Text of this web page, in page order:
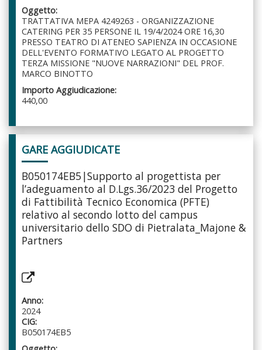
Oggetto:
TRATTATIVA MEPA 4249263 - ORGANIZZAZIONE
CATERING PER 35 PERSONE IL 19/4/2024 ORE 16,30
PRESSO TEATRO DI ATENEO SAPIENZA IN OCCASIONE
DELL'EVENTO FORMATIVO LEGATO AL PROGETTO
TERZA MISSIONE "NUOVE NARRAZIONI" DEL PROF.
MARCO BINOTTO
Importo Aggiudicazione:
440,00
GARE AGGIUDICATE
B050174EB5|Supporto al progettista per
l’adeguamento al D.Lgs.36/2023 del Progetto
di Fattibilità Tecnico Economica (PFTE)
relativo al secondo lotto del campus
universitario dello SDO di Pietralata_Majone &
Partners
Anno:
2024
CIG:
B050174EB5